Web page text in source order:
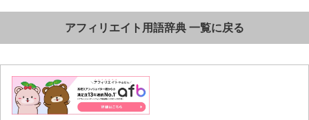
アフィリエイト用語辞典 一覧に戻る